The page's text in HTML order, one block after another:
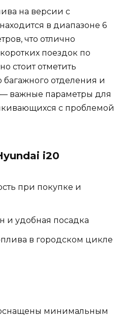
на версии с
в диапазоне 6
что отлично
поездок по
стоит отметить
отделения и
важные параметры для
с проблемой
i20
при покупке и
и удобная посадка
в городском цикле
минимальным